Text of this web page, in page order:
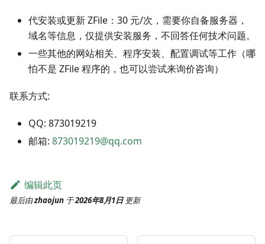
代安装或更新 ZFile：30 元/次，需要你自备服务器，
域名等信息，仅提供安装服务，不回答任何技术问题。
一些其他的网站相关、程序安装、配置调试等工作（哪
怕不是 ZFile 程序的，也可以尝试来询价咨询）
联系方式:
QQ: 873019219
邮箱: 873019219@qq.com
编辑此页
最后由zhaojun 于2026年8月1日 更新